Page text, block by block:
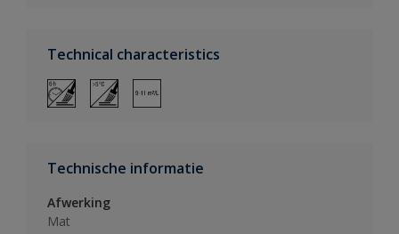
Technical characteristics
Technische informatie
Afwerking
Mat